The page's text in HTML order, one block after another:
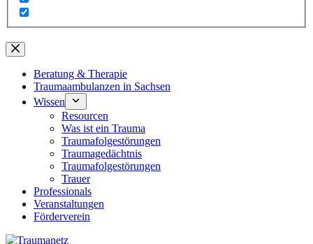
Beratung & Therapie
Traumaambulanzen in Sachsen
Wissen
Resourcen
Was ist ein Trauma
Traumafolgestörungen
Traumagedächtnis
Traumafolgestörungen
Trauer
Professionals
Veranstaltungen
Förderverein